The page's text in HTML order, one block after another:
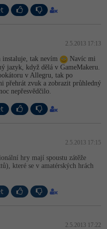
2.5.2013 17:13
instaluje, tak nevím
Navíc mi
jazyk, když dělá v GameMakeru.
v Allegru, tak po
přehrát zvuk a zobrazit průhledný
nepřesvědčilo.
2.5.2013 17:15
hry mají spoustu zátěže
které se v amatérských hrách
2.5.2013 17:22